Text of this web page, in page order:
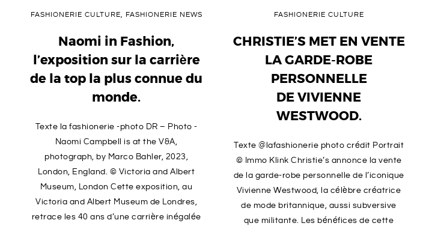
FASHIONERIE CULTURE, FASHIONERIE NEWS
Naomi in Fashion,
l’exposition sur la carrière
de la top la plus connue du
monde.
Texte la fashionerie -photo DR – Photo -
Naomi Campbell is at the V&A,
photograph, by Marco Bahler, 2023,
London, England. © Victoria and Albert
Museum, London Cette exposition, au
Victoria and Albert Museum de Londres,
retrace les 40 ans d’une carrière inégalée
FASHIONERIE CULTURE
CHRISTIE’S MET EN VENTE
LA GARDE-ROBE
PERSONNELLE
DE VIVIENNE
WESTWOOD.
Texte @lafashionerie photo crédit Portrait
© Immo Klink Christie’s annonce la vente
de la garde-robe personnelle de l’iconique
Vivienne Westwood, la célèbre créatrice
de mode britannique, aussi subversive
que militante. Les bénéfices de cette